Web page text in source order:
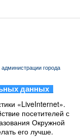
города
данных
«LiveInternet».
посетителей с
Окружной
его лучше.